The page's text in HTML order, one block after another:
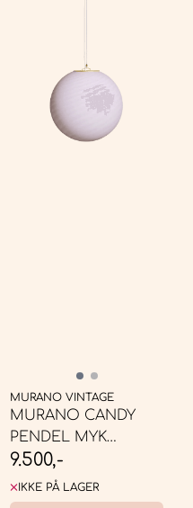
MURANO VINTAGE
MURANO CANDY
PENDEL MYK
LYSEROSA SWIRL* ...
9.500,-
IKKE PÅ LAGER